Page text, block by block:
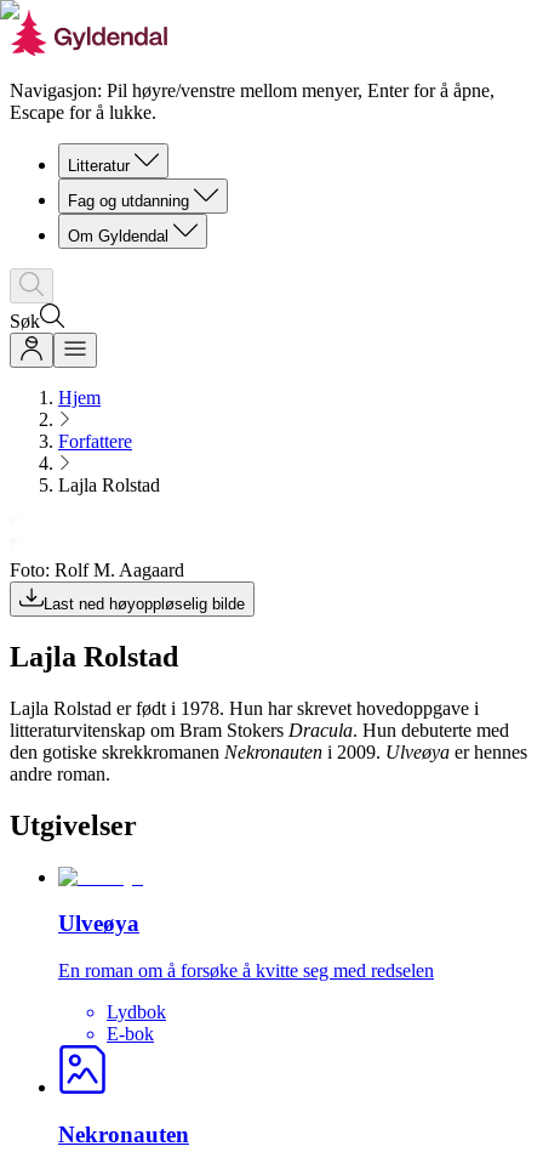
Navigasjon: Pil høyre/venstre mellom menyer, Enter for å åpne,
Escape for å lukke.
Litteratur
Fag og utdanning
Om Gyldendal
Søk
Hjem
Forfattere
Lajla Rolstad
Foto: Rolf M. Aagaard
Last ned høyoppløselig bilde
Lajla Rolstad
Lajla Rolstad er født i 1978. Hun har skrevet hovedoppgave i
litteraturvitenskap om Bram Stokers Dracula. Hun debuterte med
den gotiske skrekkromanen Nekronauten i 2009. Ulveøya er hennes
andre roman.
Utgivelser
Ulveøya
En roman om å forsøke å kvitte seg med redselen
Lydbok
E-bok
Nekronauten